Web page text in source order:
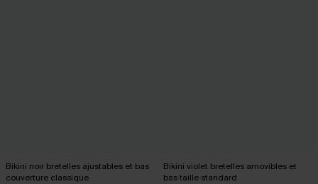
Bikini noir bretelles ajustables et bas
couverture classique
Bikini violet bretelles amovibles et
bas taille standard